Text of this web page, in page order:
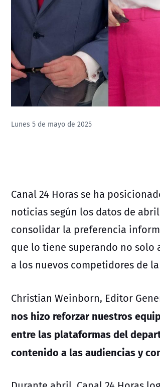
Lunes 5 de mayo de 2025
Canal 24 Horas se ha
noticias según los datos de
consolidar la preferencia
que lo tiene superando no
a los nuevos competidores de
Christian Weinborn, Editor
nos hizo reforzar nuestros
entre las plataformas del
contenido a las audiencias y